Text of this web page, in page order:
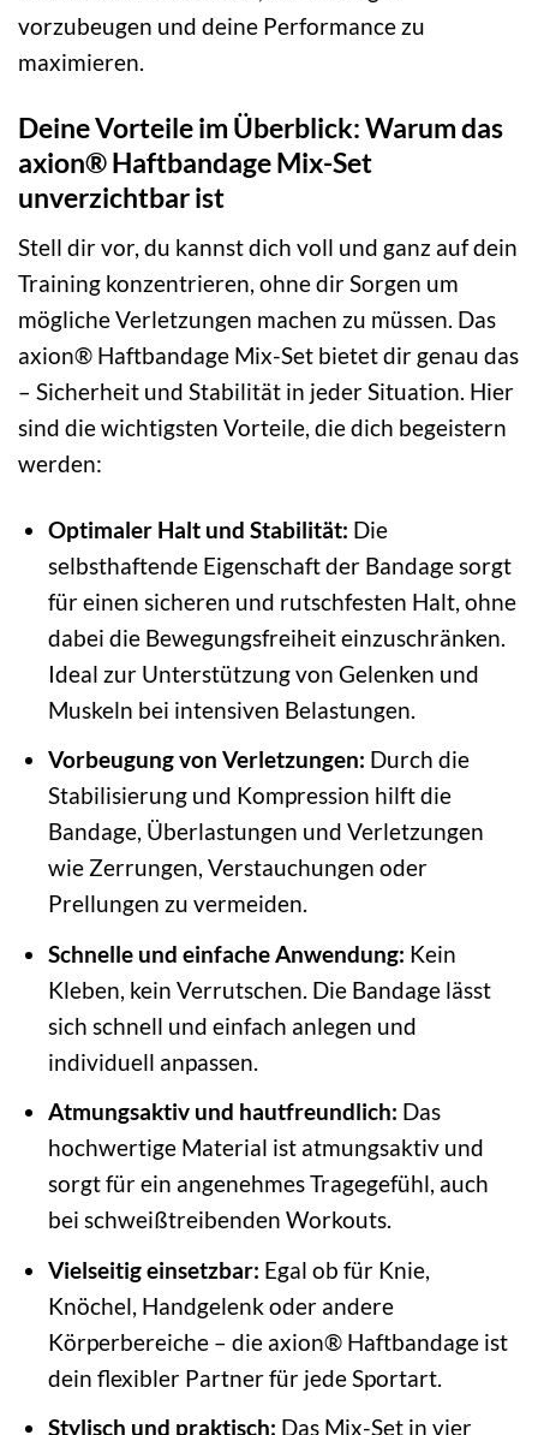
vorzubeugen und deine Performance zu
maximieren.
Deine Vorteile im Überblick: Warum das
axion® Haftbandage Mix-Set
unverzichtbar ist
Stell dir vor, du kannst dich voll und ganz auf dein
Training konzentrieren, ohne dir Sorgen um
mögliche Verletzungen machen zu müssen. Das
axion® Haftbandage Mix-Set bietet dir genau das
– Sicherheit und Stabilität in jeder Situation. Hier
sind die wichtigsten Vorteile, die dich begeistern
werden:
Optimaler Halt und Stabilität: Die
selbsthaftende Eigenschaft der Bandage sorgt
für einen sicheren und rutschfesten Halt, ohne
dabei die Bewegungsfreiheit einzuschränken.
Ideal zur Unterstützung von Gelenken und
Muskeln bei intensiven Belastungen.
Vorbeugung von Verletzungen: Durch die
Stabilisierung und Kompression hilft die
Bandage, Überlastungen und Verletzungen
wie Zerrungen, Verstauchungen oder
Prellungen zu vermeiden.
Schnelle und einfache Anwendung: Kein
Kleben, kein Verrutschen. Die Bandage lässt
sich schnell und einfach anlegen und
individuell anpassen.
Atmungsaktiv und hautfreundlich: Das
hochwertige Material ist atmungsaktiv und
sorgt für ein angenehmes Tragegefühl, auch
bei schweißtreibenden Workouts.
Vielseitig einsetzbar: Egal ob für Knie,
Knöchel, Handgelenk oder andere
Körperbereiche – die axion® Haftbandage ist
dein flexibler Partner für jede Sportart.
Stylisch und praktisch: Das Mix-Set in vier